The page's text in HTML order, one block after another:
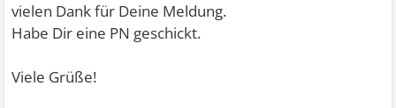
vielen Dank für Deine Meldung.
Habe Dir eine PN geschickt.
Viele Grüße!